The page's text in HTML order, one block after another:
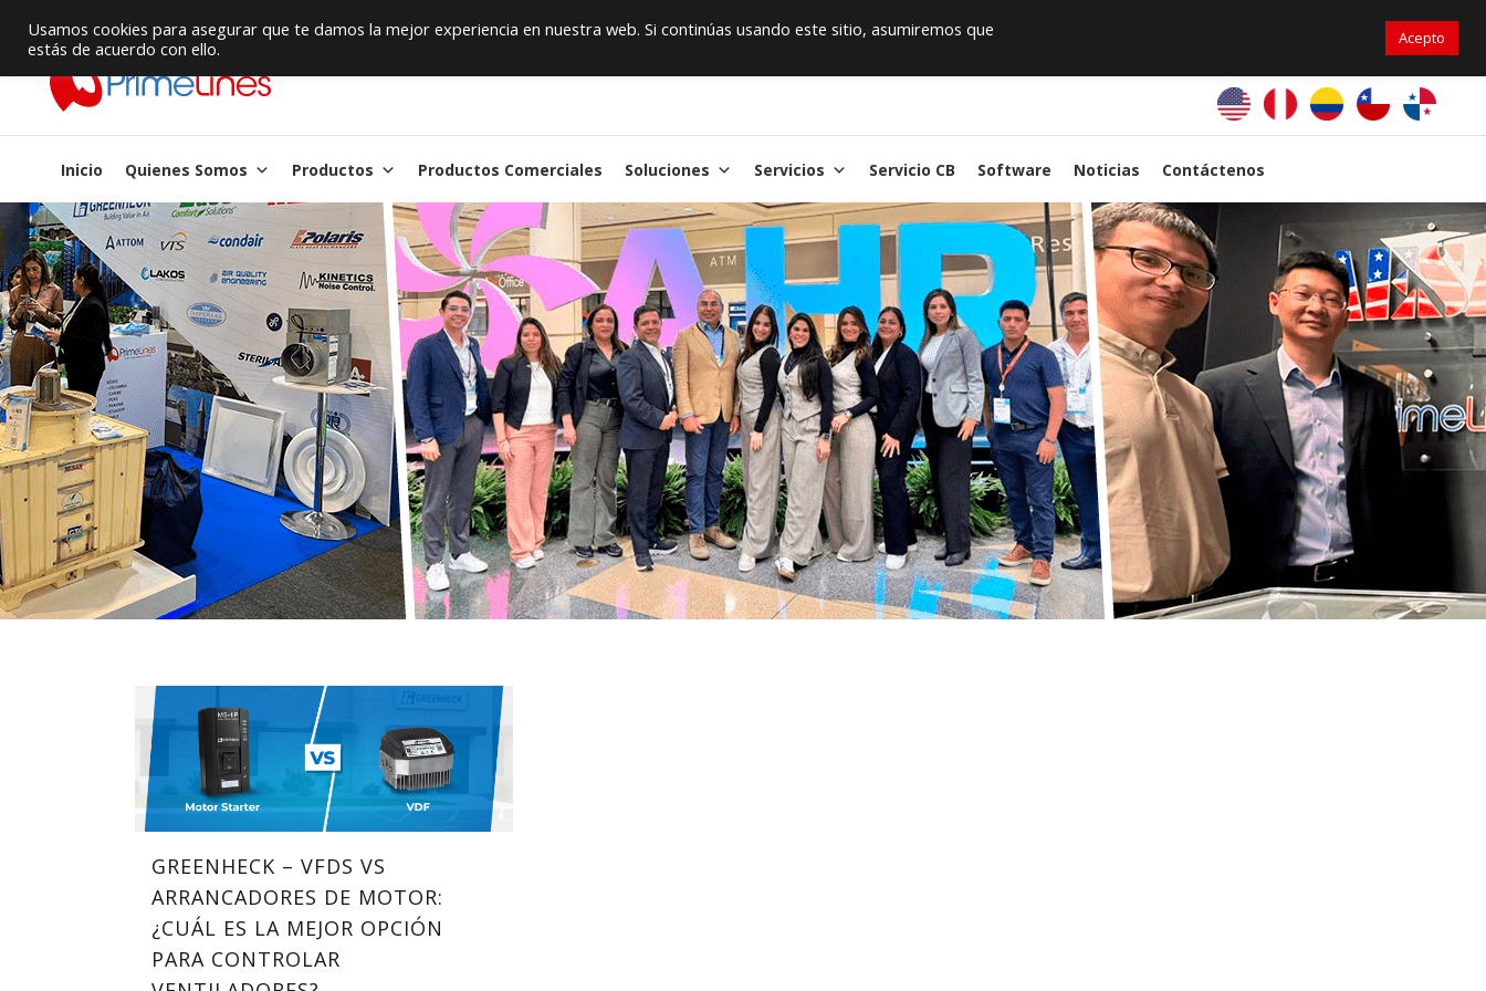
ventas@primelines-hvac.cl
Inicio Quienes Somos Productos Productos Comerciales Soluciones Servicios Servicio CB Software Noticias Contáctenos
GREENHECK – VFDS VS
ARRANCADORES DE MOTOR:
¿CUÁL ES LA MEJOR OPCIÓN
PARA CONTROLAR
Usamos cookies para asegurar que te damos la mejor experiencia en nuestra web. Si continúas usando este sitio, asumiremos que
estás de acuerdo con ello.
Acepto